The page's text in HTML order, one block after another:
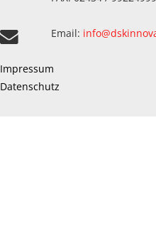
Email:
Impressum
Datenschutz